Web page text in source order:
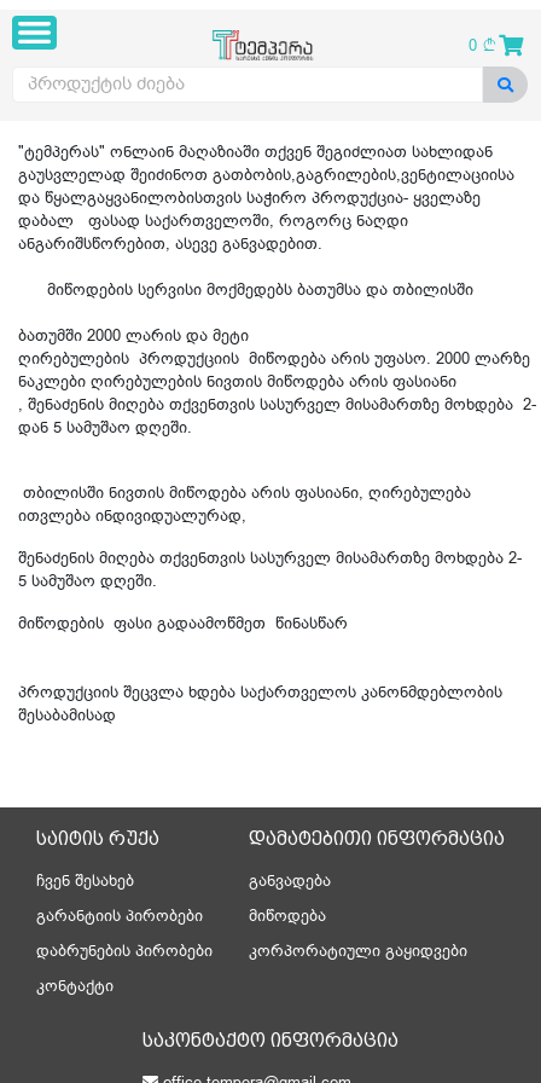
0
"ტემპერას" ონლაინ მაღაზიაში თქვენ შეგიძლიათ სახლიდან
გაუსვლელად შეიძინოთ გათბობის,გაგრილების,ვენტილაციისა
და წყალგაყვანილობისთვის საჭირო პროდუქცია- ყველაზე
დაბალ ფასად საქართველოში, როგორც ნაღდი
ანგარიშსწორებით, ასევე განვადებით.
მიწოდების სერვისი მოქმედებს ბათუმსა და თბილისში
ბათუმში 2000 ლარის და მეტი
ღირებულების პროდუქციის მიწოდება არის უფასო. 2000 ლარზე
ნაკლები ღირებულების ნივთის მიწოდება არის ფასიანი
, შენაძენის მიღება თქვენთვის სასურველ მისამართზე მოხდება 2-
დან 5 სამუშაო დღეში.
თბილისში ნივთის მიწოდება არის ფასიანი, ღირებულება
ითვლება ინდივიდუალურად,
შენაძენის მიღება თქვენთვის სასურველ მისამართზე მოხდება 2-
5 სამუშაო დღეში.
მიწოდების ფასი გადაამოწმეთ წინასწარ
პროდუქციის შეცვლა ხდება საქართველოს კანონმდებლობის
შესაბამისად
საიტის რუქა
ჩვენ შესახებ
გარანტიის პირობები
დაბრუნების პირობები
კონტაქტი
დამატებითი ინფორმაცია
განვადება
მიწოდება
კორპორატიული გაყიდვები
საკონტაქტო ინფორმაცია